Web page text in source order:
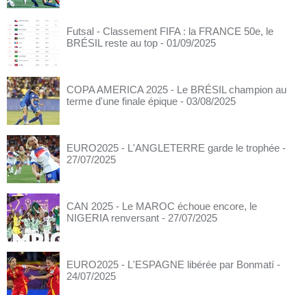
Futsal - Classement FIFA : la FRANCE 50e, le
BRÉSIL reste au top - 01/09/2025
COPA AMERICA 2025 - Le BRÉSIL champion au
terme d'une finale épique - 03/08/2025
EURO2025 - L'ANGLETERRE garde le trophée -
27/07/2025
CAN 2025 - Le MAROC échoue encore, le
NIGERIA renversant - 27/07/2025
EURO2025 - L'ESPAGNE libérée par Bonmatí -
24/07/2025